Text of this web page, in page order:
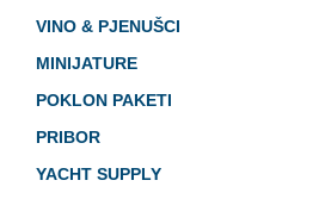
VINO & PJENUŠCI
MINIJATURE
POKLON PAKETI
PRIBOR
YACHT SUPPLY